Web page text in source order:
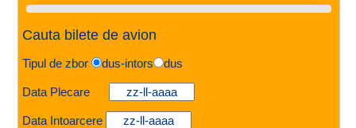
Cauta bilete de avion
Tipul de zbor dus-intors dus
Data Plecare
Data Intoarcere